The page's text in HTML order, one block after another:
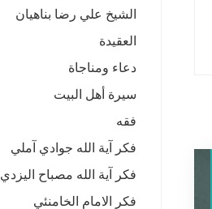
الشيخ علي رضا بناهيان
العقيدة
دعاء ومناجاة
سيرة أهل البيت
فقه
فكر آية الله جوادي آملي
فكر آية الله مصباح اليزدي
فكر الامام الخامنئي